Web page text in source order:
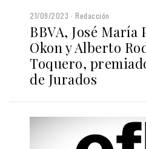
21/09/2023 Redacción
BBVA, José María
Okon y Alberto
Toquero,
de Jurados